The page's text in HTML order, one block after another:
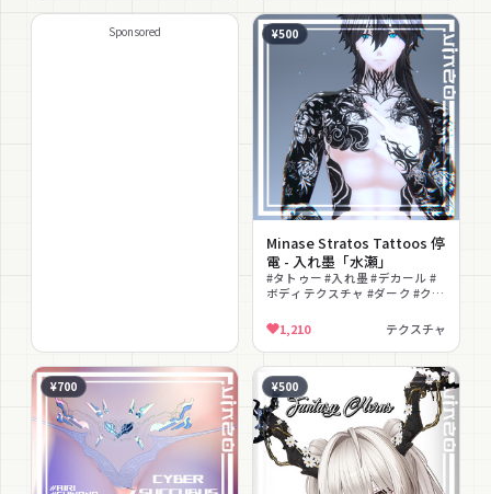
Sponsored ¥500
Minase Stratos Tattoos 停
電 - 入れ墨「水瀬」
#タトゥー #入れ墨 #デカール #
ボディテクスチャ #ダーク #クー
テクスチャ
1,210 テクスチャ
¥700 ¥500